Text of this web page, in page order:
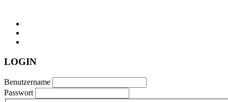
LOGIN
Benutzername
Passwort